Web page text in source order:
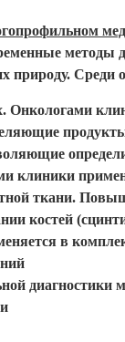
методы
природу.
Онкологами
клиники
ткани.
костей
в
диагностики